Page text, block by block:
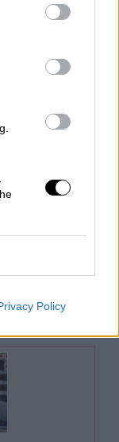
Policy
de